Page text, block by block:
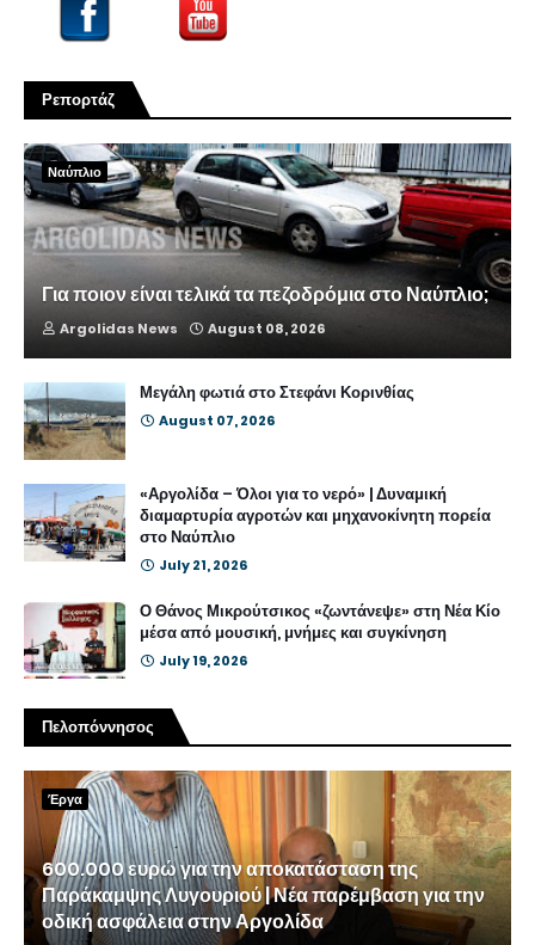
Ρεπορτάζ
Ναύπλιο
Για ποιον είναι τελικά τα πεζοδρόμια στο Ναύπλιο;
Argolidas News August 08, 2026
Μεγάλη φωτιά στο Στεφάνι Κορινθίας
August 07, 2026
«Αργολίδα – Όλοι για το νερό» | Δυναμική
διαμαρτυρία αγροτών και μηχανοκίνητη πορεία
στο Ναύπλιο
July 21, 2026
Ο Θάνος Μικρούτσικος «ζωντάνεψε» στη Νέα Κίο
μέσα από μουσική, μνήμες και συγκίνηση
July 19, 2026
Πελοπόννησος
Έργα
600.000 ευρώ για την αποκατάσταση της
Παράκαμψης Λυγουριού | Νέα παρέμβαση για την
οδική ασφάλεια στην Αργολίδα